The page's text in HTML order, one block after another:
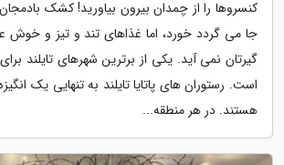
کنسروها را از چمدان بیرون بیاورید! کشک
جا می گردد خورد، اما غذاهای تند و تیز و خوش
گیرتان نمی آید. یکی از برترین شهرهای تایلند برای
است. رستوران های پاتایا تایلند به تنهایی یک
هستند. در هر منطقه...